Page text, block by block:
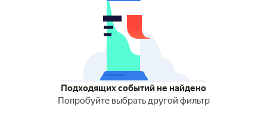
Подходящих событий не найдено
Попробуйте выбрать другой фильтр